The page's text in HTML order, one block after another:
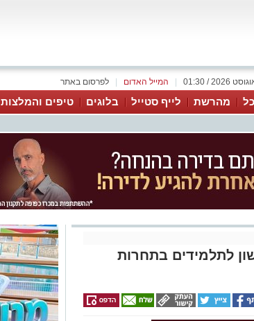
לפרסום באתר המייל האדום
מהרשת לייף סטייל בלוגים טיפים והמלצות
לתלמידים בתחרות